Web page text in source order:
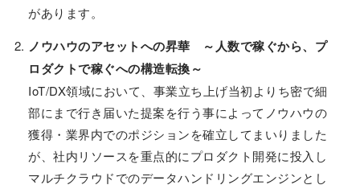
があります。
ノウハウのアセットへの昇華 ～人数で稼ぐから、プ
ロダクトで稼ぐへの構造転換～
IoT/DX領域において、事業立ち上げ当初よりち密で細
部にまで行き届いた提案を行う事によってノウハウの
獲得・業界内でのポジションを確立してまいりました
が、社内リソースを重点的にプロダクト開発に投入し
マルチクラウドでのデータハンドリングエンジンとし